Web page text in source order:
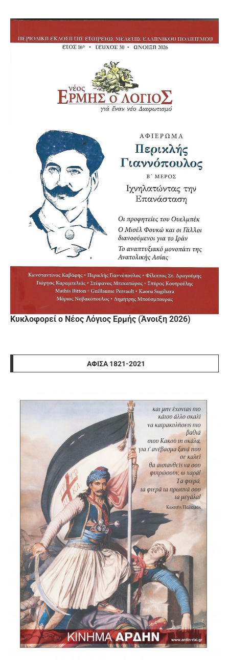
Κυκλοφορεί ο Νέος Λόγιος Ερμής (Άνοιξη 2026)
ΑΦΊΣΑ 1821-2021